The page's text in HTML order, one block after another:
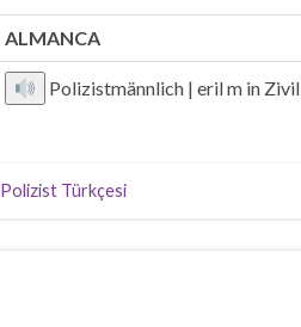
ALMANCA
Polizistmännlich | eril m in Zivil
Polizist Türkçesi